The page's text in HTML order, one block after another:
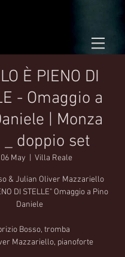
È PIENO DI
- Omaggio a
| Monza
_ doppio set
May Villa Reale
& Julian Oliver Mazzariello
DI STELLE" Omaggio a Pino
Daniele
Bosso, tromba
Mazzariello, pianoforte